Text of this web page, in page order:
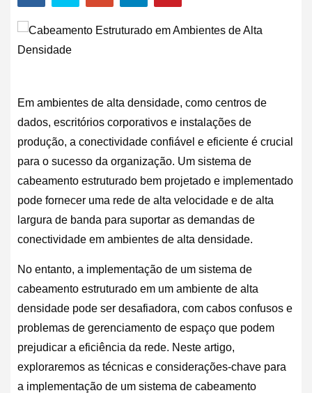
Em ambientes de alta densidade, como centros de
dados, escritórios corporativos e instalações de
produção, a conectividade confiável e eficiente é crucial
para o sucesso da organização. Um sistema de
cabeamento estruturado bem projetado e implementado
pode fornecer uma rede de alta velocidade e de alta
largura de banda para suportar as demandas de
conectividade em ambientes de alta densidade.
No entanto, a implementação de um sistema de
cabeamento estruturado em um ambiente de alta
densidade pode ser desafiadora, com cabos confusos e
problemas de gerenciamento de espaço que podem
prejudicar a eficiência da rede. Neste artigo,
exploraremos as técnicas e considerações-chave para
a implementação de um sistema de cabeamento